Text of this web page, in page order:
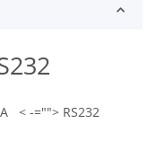
< -=""> RS232